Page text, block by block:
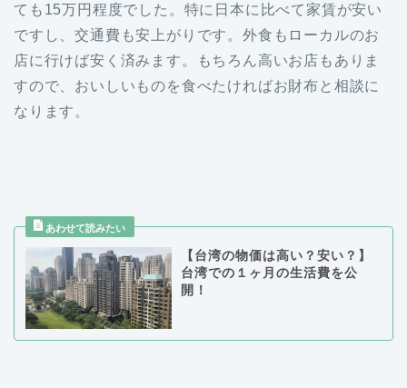
ても15万円程度でした。特に日本に比べて家賃が安い
ですし、交通費も安上がりです。外食もローカルのお
店に行けば安く済みます。もちろん高いお店もありま
すので、おいしいものを食べたければお財布と相談に
なります。
【台湾の物価は高い？安い？】
台湾での１ヶ月の生活費を公
開！